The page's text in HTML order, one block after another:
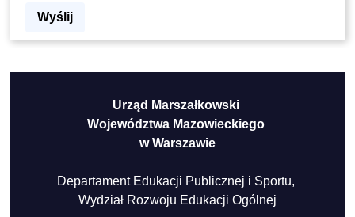
Wyślij
Urząd Marszałkowski
Województwa Mazowieckiego
w Warszawie
Departament Edukacji Publicznej i Sportu,
Wydział Rozwoju Edukacji Ogólnej